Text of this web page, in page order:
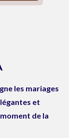
les mariages
et
de la